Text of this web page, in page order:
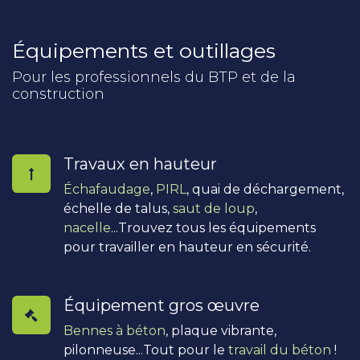
Équipements et outillages
Pour les professionnels du BTP et de la
construction
Travaux en hauteur
Échafaudage, PIRL , quai de déchargement,
échelle de talus, saut de loup,
nacelle...Trouvez tous les équipements
pour travailler en hauteur en sécurité.
Équipement gros œuvre
Bennes à béton, plaque vibrante,
pilonneuse...Tout pour le travail du béton !